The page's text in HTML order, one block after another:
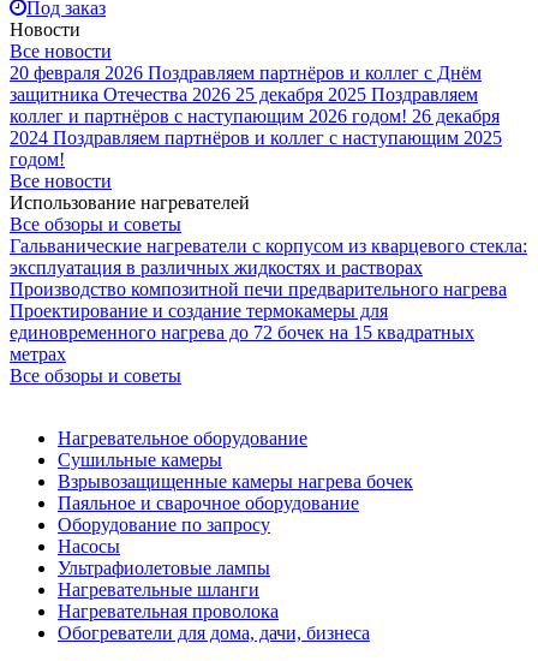
Под заказ
Новости
Все новости
20 февраля 2026 Поздравляем партнёров и коллег с Днём
защитника Отечества 2026 25 декабря 2025 Поздравляем
коллег и партнёров с наступающим 2026 годом! 26 декабря
2024 Поздравляем партнёров и коллег с наступающим 2025
годом!
Все новости
Использование нагревателей
Все обзоры и советы
Гальванические нагреватели с корпусом из кварцевого стекла:
эксплуатация в различных жидкостях и растворах
Производство композитной печи предварительного нагрева
Проектирование и создание термокамеры для
единовременного нагрева до 72 бочек на 15 квадратных
метрах
Все обзоры и советы
Нагревательное оборудование
Сушильные камеры
Взрывозащищенные камеры нагрева бочек
Паяльное и сварочное оборудование
Оборудование по запросу
Насосы
Ультрафиолетовые лампы
Нагревательные шланги
Нагревательная проволока
Обогреватели для дома, дачи, бизнеса